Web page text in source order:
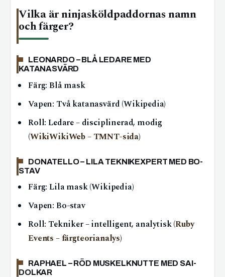
Vilka är ninjasköldpaddornas namn
och färger?
LEONARDO – BLÅ LEDARE MED
KATANASVÄRD
Färg: Blå mask
Vapen: Två katanasvärd (Wikipedia)
Roll: Ledare – disciplinerad, modig
(WikiWikiWeb – TMNT-sida)
DONATELLO – LILA TEKNIKEXPERT MED BO-
STAV
Färg: Lila mask (Wikipedia)
Vapen: Bo-stav
Roll: Tekniker – intelligent, analytisk (Ruby
Events – färgteorianalys)
RAPHAEL – RÖD MUSKELKNUTTE MED SAI-
DOLKAR